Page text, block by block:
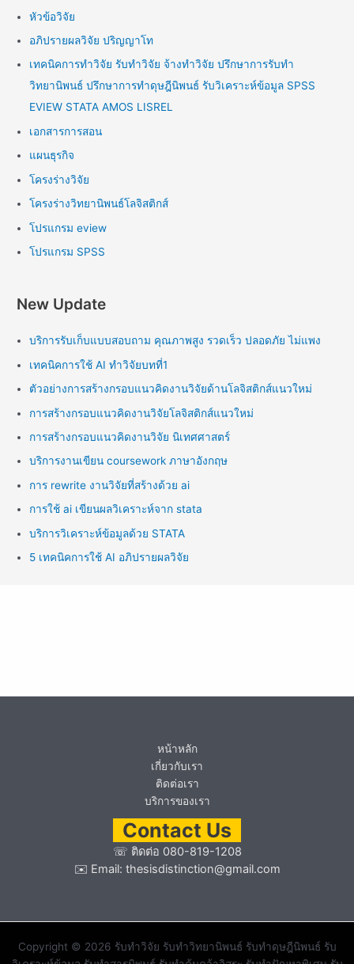
หัวข้อวิจัย
อภิปรายผลวิจัย ปริญญาโท
เทคนิคการทำวิจัย รับทำวิจัย จ้างทำวิจัย ปรึกษาการรับทำ
วิทยานิพนธ์ ปรึกษาการทำดุษฎีนิพนธ์ รับวิเคราะห์ข้อมูล SPSS
EVIEW STATA AMOS LISREL
เอกสารการสอน
แผนธุรกิจ
โครงร่างวิจัย
โครงร่างวิทยานิพนธ์โลจิสติกส์
โปรแกรม eview
โปรแกรม SPSS
New Update
บริการรับเก็บแบบสอบถาม คุณภาพสูง รวดเร็ว ปลอดภัย ไม่แพง
เทคนิคการใช้ AI ทำวิจัยบทที่1
ตัวอย่างการสร้างกรอบแนวคิดงานวิจัยด้านโลจิสติกส์แนวใหม่
การสร้างกรอบแนวคิดงานวิจัยโลจิสติกส์แนวใหม่
การสร้างกรอบแนวคิดงานวิจัย นิเทศศาสตร์
บริการงานเขียน coursework ภาษาอังกฤษ
การ rewrite งานวิจัยที่สร้างด้วย ai
การใช้ ai เขียนผลวิเคราะห์จาก stata
บริการวิเคราะห์ข้อมูลด้วย STATA
5 เทคนิคการใช้ AI อภิปรายผลวิจัย
หน้าหลัก
เกี่ยวกับเรา
ติดต่อเรา
บริการของเรา
Contact Us
☏ ติดต่อ 080-819-1208
✉️ Email: thesisdistinction@gmail.com
Copyright © 2026 รับทำวิจัย รับทำวิทยานิพนธ์ รับทำดุษฎีนิพนธ์ รับ